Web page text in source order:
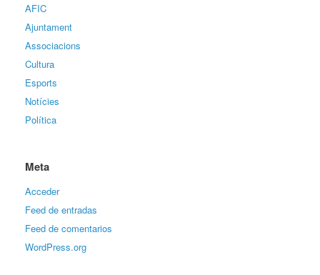
AFIC
Ajuntament
Associacions
Cultura
Esports
Notícies
Política
Meta
Acceder
Feed de entradas
Feed de comentarios
WordPress.org